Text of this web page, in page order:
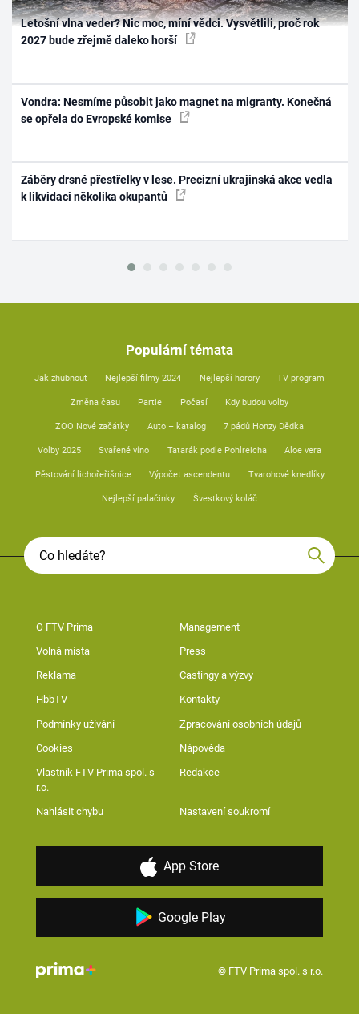
Letošní vlna veder? Nic moc, míní vědci. Vysvětlili, proč rok
2027 bude zřejmě daleko horší
Vondra: Nesmíme působit jako magnet na migranty. Konečná
se opřela do Evropské komise
Záběry drsné přestřelky v lese. Precizní ukrajinská akce vedla
k likvidaci několika okupantů
Populární témata
Jak zhubnout Nejlepší filmy 2024 Nejlepší horory TV program
Změna času Partie Počasí Kdy budou volby
ZOO Nové začátky Auto – katalog 7 pádů Honzy Dědka
Volby 2025 Svařené víno Tatarák podle Pohlreicha Aloe vera
Pěstování lichořeřišnice Výpočet ascendentu Tvarohové knedlíky
Nejlepší palačinky Švestkový koláč
O FTV Prima Management
Volná místa Press
Reklama Castingy a výzvy
HbbTV Kontakty
Podmínky užívání Zpracování osobních údajů
Cookies Nápověda
Vlastník FTV Prima spol. s
r.o.
Redakce
Nahlásit chybu Nastavení soukromí
App Store
Google Play
© FTV Prima spol. s r.o.